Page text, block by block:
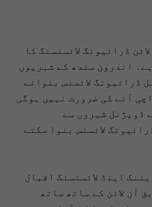
ڈرائیونگ لائسنسنگ کا
اندرون سندھ کے شہریوں
ڈرائیونگ لائسنس بنوانے
آنے کی ضرورت نہیں ہوگی
ڈویژنل شہروں سے
لائسنس بنوا سکتے
اینڈ لائسنسنگ اقبال
آن لائن کے ساتھ ساتھ